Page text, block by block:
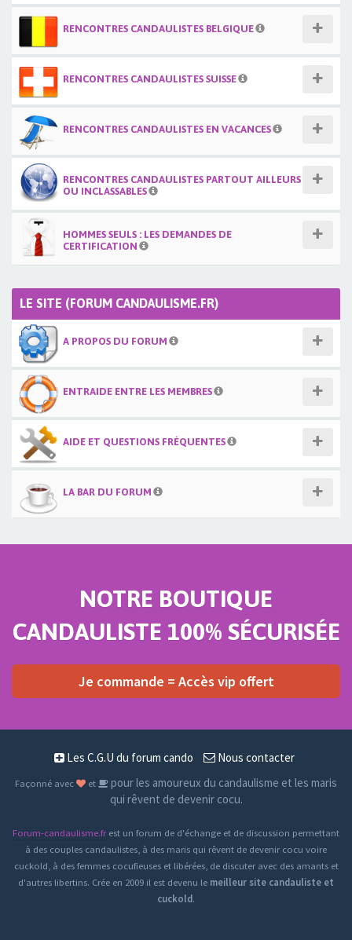
RENCONTRES CANDAULISTES BELGIQUE
RENCONTRES CANDAULISTES SUISSE
RENCONTRES CANDAULISTES EN VACANCES
RENCONTRES CANDAULISTES PARTOUT AILLEURS
OU INCLASSABLES
HOMMES SEULS : LES DEMANDES DE
CERTIFICATION
LE SITE (FORUM CANDAULISME.FR)
A PROPOS DU FORUM
ENTRAIDE ENTRE LES MEMBRES
AIDE ET QUESTIONS FRÉQUENTES
LA BAR DU FORUM
NOTRE BOUTIQUE
CANDAULISTE 100% SÉCURISÉE
Je commande = Accès vip offert
Les C.G.U du forum cando Nous contacter
Façonné avec et
pour les amoureux du candaulisme et les maris
qui rêvent de devenir cocu.
Forum-candaulisme.frest un forum de d'échange et de discussion permettant
à des couples candaulistes, à des maris qui rêvent de devenir cocu voire
cuckold, à des femmes cocufieuses et libérées, de discuter avec des amants et
d'autres libertins. Crée en 2009 il est devenu le meilleur site candauliste et
cuckold.